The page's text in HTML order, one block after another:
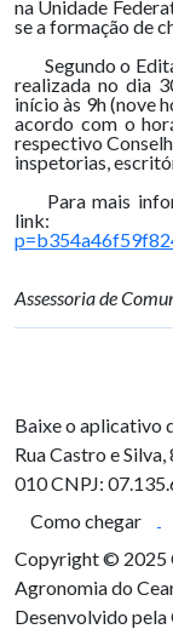
na Unidade
se a formação de
Segundo o
realizada no dia
início às 9h (nove
acordo com o
respectivo
inspetorias,
Para mais
Assessoria de
Baixe o aplicativo
Rua Castro e
010CNPJ:
Como chegar
Copyright © 2025
Agronomia do
Desenvolvido pela